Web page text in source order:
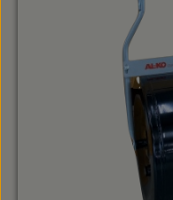
Höhe/Breite/Länge cm:
garant LwA[db(A)]: 76
Pumpenkopf:
Tragegriff für den
und anspruchsvolle
Qualität: Das
verhindert wirksam
Druckwechseln ohne
Standzeit:
präzise gelagerte
Innere dauerhaft vor
Feuchtigkeit.Optimale